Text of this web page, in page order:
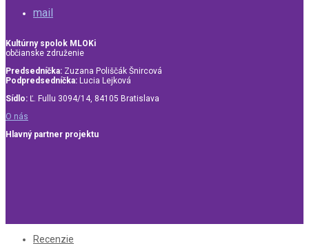
mail
Kultúrny spolok MLOKi
občianske združenie
Predsedníčka: Zuzana Poliščák Šnircová
Podpredsedníčka: Lucia Lejková
Sídlo: Ľ. Fullu 3094/14, 84105 Bratislava
O nás
Hlavný partner projektu
Recenzie